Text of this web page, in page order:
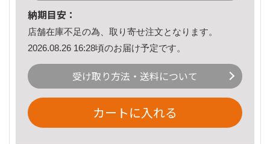
納期目安：
店舗在庫不足の為、取り寄せ注文となります。
2026.08.26 16:28頃のお届け予定です。
受け取り方法・送料について
カートに入れる